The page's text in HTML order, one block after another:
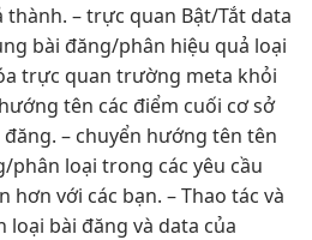
thành. –trực quan Bật/Tắt data
bài đăng/phân hiệu quả loại
trực quan trường meta khỏi
tên các điểm cuối cơ sở
– chuyển hướng tên tên
phân loại trong các yêu cầu
hơn với các bạn. – Thao tác và
loại bài đăng và data của